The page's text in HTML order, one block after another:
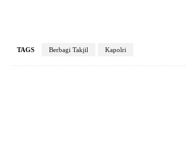
TAGS Berbagi Takjil Kapolri